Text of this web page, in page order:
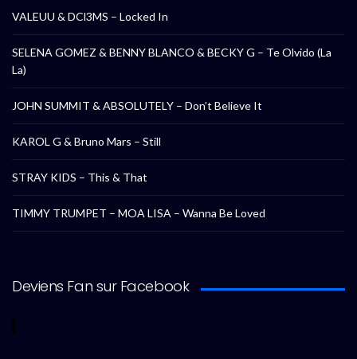
VALEUU & DCl3MS – Locked In
SELENA GOMEZ & BENNY BLANCO & BECKY G – Te Olvido (La
La)
JOHN SUMMIT & ABSOLUTELY – Don’t Believe It
KAROL G & Bruno Mars – Still
STRAY KIDS – This & That
TIMMY TRUMPET – MOA LISA – Wanna Be Loved
Deviens Fan sur Facebook